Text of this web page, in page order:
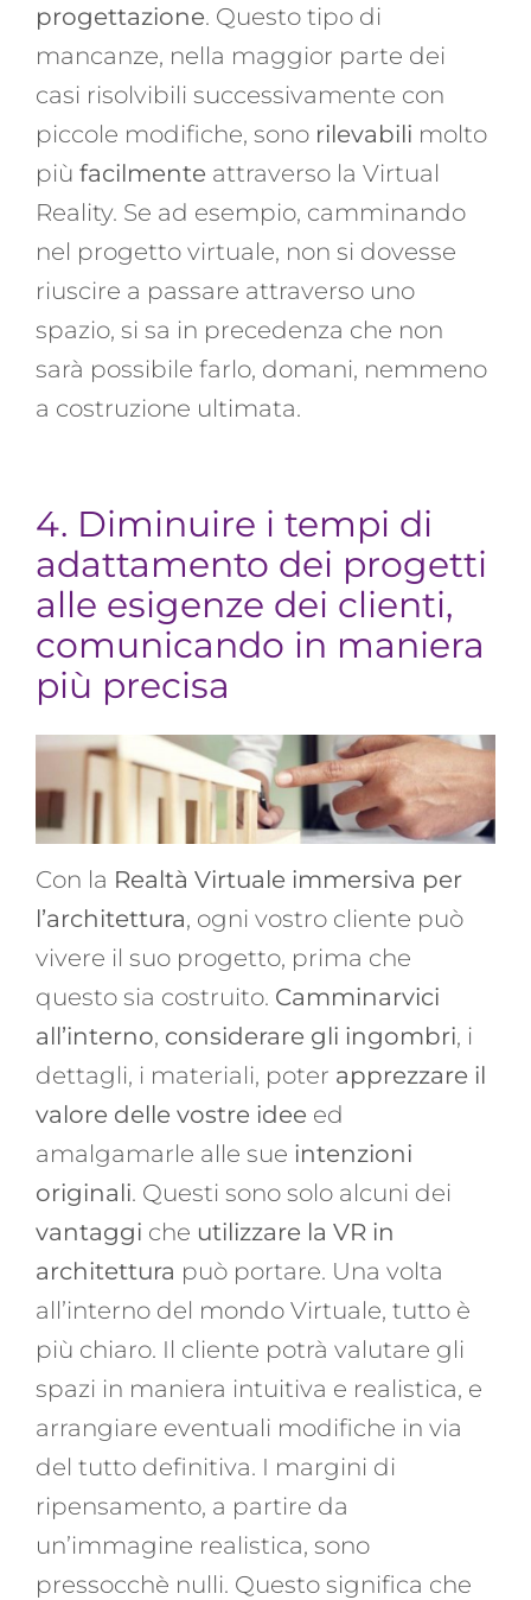
progettazione. Questo tipo di
mancanze, nella maggior parte dei
casi risolvibili successivamente con
piccole modifiche, sono rilevabili molto
più facilmente attraverso la Virtual
Reality. Se ad esempio, camminando
nel progetto virtuale, non si dovesse
riuscire a passare attraverso uno
spazio, si sa in precedenza che non
sarà possibile farlo, domani, nemmeno
a costruzione ultimata.
4. Diminuire i tempi di
adattamento dei progetti
alle esigenze dei clienti,
comunicando in maniera
più precisa
Con la Realtà Virtuale immersiva per
l’architettura, ogni vostro cliente può
vivere il suo progetto, prima che
questo sia costruito. Camminarvici
all’interno, considerare gli ingombri, i
dettagli, i materiali, poter apprezzare il
valore delle vostre idee ed
amalgamarle alle sue intenzioni
originali. Questi sono solo alcuni dei
vantaggi che utilizzare la VR in
architettura può portare. Una volta
all’interno del mondo Virtuale, tutto è
più chiaro. Il cliente potrà valutare gli
spazi in maniera intuitiva e realistica, e
arrangiare eventuali modifiche in via
del tutto definitiva. I margini di
ripensamento, a partire da
un’immagine realistica, sono
pressocchè nulli. Questo significa che